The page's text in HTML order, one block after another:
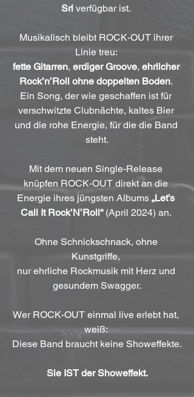
Srl verfügbar ist.
Musikalisch bleibt ROCK-OUT ihrer
Linie treu:
fette Gitarren, erdiger Groove, ehrlicher
Rock’n’Roll ohne doppelten Boden.
Ein Song, der wie geschaffen ist für
verschwitzte Clubnächte, kaltes Bier
und die rohe Energie, für die die Band
steht.
Mit dem neuen Single-Release
knüpfen ROCK-OUT direkt an die
Energie ihres jüngsten Albums „Let’s
Call It Rock’N’Roll“ (April 2024) an.
Ohne Schnickschnack, ohne
Kunstgriffe,
nur ehrliche Rockmusik mit Herz und
gesundem Swagger.
Wer ROCK-OUT einmal live erlebt hat,
weiß:
Diese Band braucht keine Showeffekte.
Sie IST der Showeffekt.